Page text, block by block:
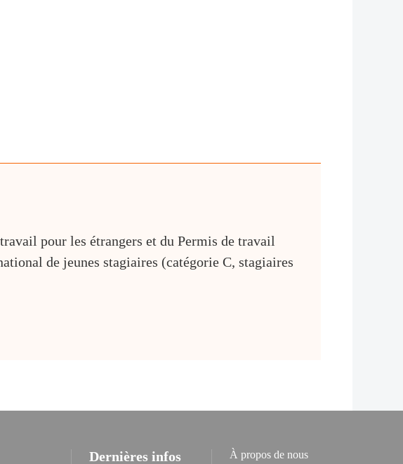
pour les étrangers et du Permis de travail
de jeunes stagiaires (catégorie C, stagiaires
Dernières infos À propos de nous